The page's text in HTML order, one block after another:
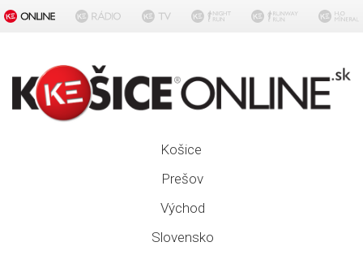
Košice
Prešov
Východ
Slovensko